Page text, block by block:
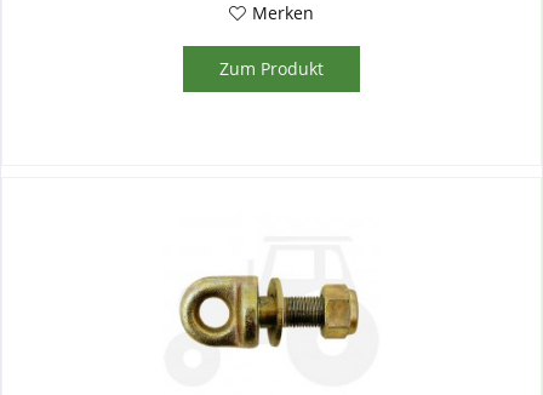
Merken
Zum Produkt